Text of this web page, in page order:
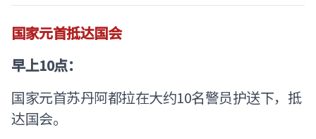
国家元首抵达国会
早上10点：
国家元首苏丹阿都拉在大约10名警员护送下，抵
达国会。